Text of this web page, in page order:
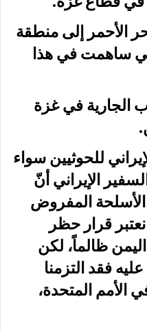
الأحمر إلى منطقة
ساهمت في هذا
الجارية في غزة
للحوثيين سواء
الإيراني أنّ
الأسلحة المفروض
قرار حظر
ظالماً، لكن
فقد التزمنا
الأمم المتحدة،